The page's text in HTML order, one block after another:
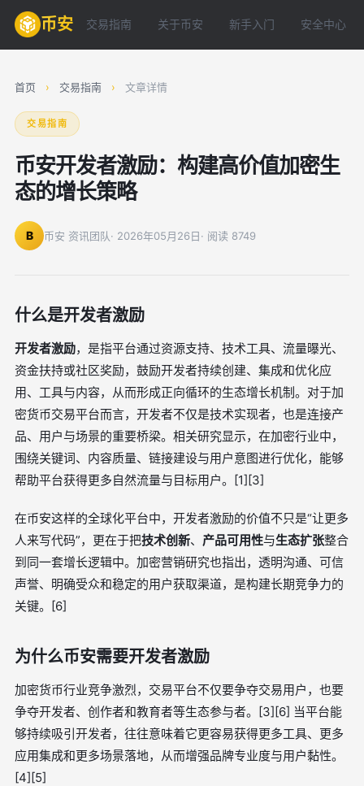
币安 交易指南 关于币安 新手入门 安全中心
首页 › 交易指南 › 文章详情
交易指南
币安开发者激励：构建高价值加密生
态的增长策略
B 币安 资讯团队· 2026年05月26日· 阅读 8749
什么是开发者激励
开发者激励，是指平台通过资源支持、技术工具、流量曝光、
资金扶持或社区奖励，鼓励开发者持续创建、集成和优化应
用、工具与内容，从而形成正向循环的生态增长机制。对于加
密货币交易平台而言，开发者不仅是技术实现者，也是连接产
品、用户与场景的重要桥梁。相关研究显示，在加密行业中，
围绕关键词、内容质量、链接建设与用户意图进行优化，能够
帮助平台获得更多自然流量与目标用户。[1][3]
在币安这样的全球化平台中，开发者激励的价值不只是“让更多
人来写代码”，更在于把技术创新、 产品可用性与生态扩张整合
到同一套增长逻辑中。加密营销研究也指出，透明沟通、可信
声誉、明确受众和稳定的用户获取渠道，是构建长期竞争力的
关键。[6]
为什么币安需要开发者激励
加密货币行业竞争激烈，交易平台不仅要争夺交易用户，也要
争夺开发者、创作者和教育者等生态参与者。[3][6] 当平台能
够持续吸引开发者，往往意味着它更容易获得更多工具、更多
应用集成和更多场景落地，从而增强品牌专业度与用户黏性。
[4][5]